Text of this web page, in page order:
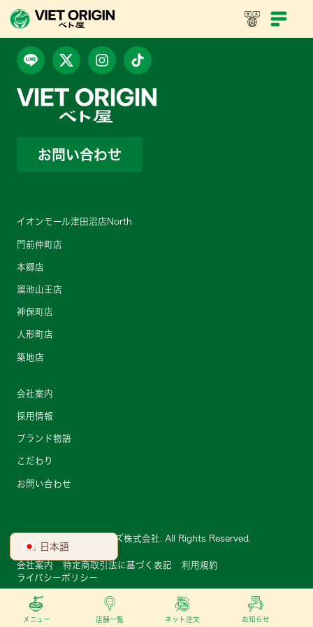
メニュー 店舗一覧 ネット注文 お知らせ
お問い合わせ
イオンモール津田沼店North
門前仲町店
本郷店
溜池山王店
神保町店
人形町店
築地店
会社案内
採用情報
ブランド物語
こだわり
お問い合わせ
Copyright © ベト屋フーズ株式会社. All Rights Reserved.
会社案内 特定商取引法に基づく表記
利用規約
ライバシーポリシー
日本語